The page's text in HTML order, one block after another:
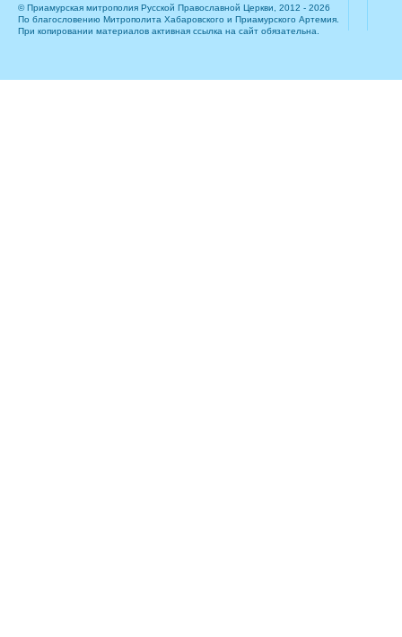
© Приамурская митрополия Русской Православной Церкви, 2012 - 2026
По благословению Митрополита Хабаровского и Приамурского Артемия.
При копировании материалов активная ссылка на сайт обязательна.